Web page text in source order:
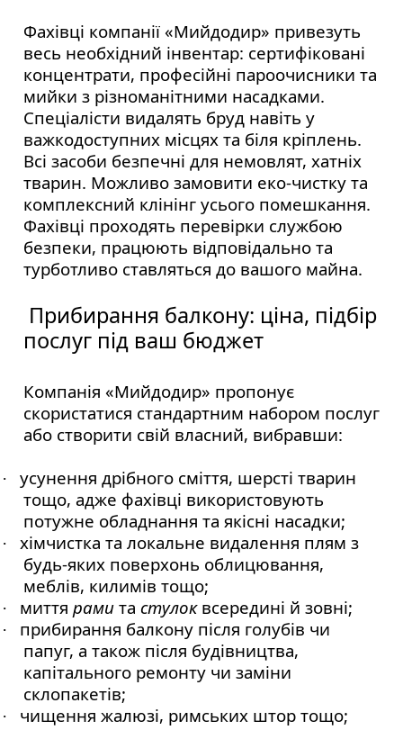
Фахівці компанії «Мийдодир» привезуть
весь необхідний інвентар: сертифіковані
концентрати, професійні пароочисники та
мийки з різноманітними насадками.
Спеціалісти видалять бруд навіть у
важкодоступних місцях та біля кріплень.
Всі засоби безпечні для немовлят, хатніх
тварин. Можливо замовити еко-чистку та
комплексний клінінг усього помешкання.
Фахівці проходять перевірки службою
безпеки, працюють відповідально та
турботливо ставляться до вашого майна.
Прибирання балкону: ціна, підбір
послуг під ваш бюджет
Компанія «Мийдодир» пропонує
скористатися стандартним набором послуг
або створити свій власний, вибравши:
·
усунення дрібного сміття, шерсті тварин
тощо, адже фахівці використовують
потужне обладнання та якісні насадки;
·
хімчистка та локальне видалення плям з
будь-яких поверхонь облицювання,
меблів, килимів тощо;
· миття рами та стулоквсередині й зовні;
·
прибирання балкону після голубів чи
папуг, а також після будівництва,
капітального ремонту чи заміни
склопакетів;
· чищення жалюзі, римських штор тощо;